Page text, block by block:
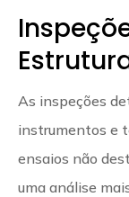
As inspeções
instrumentos e
ensaios não
uma análise